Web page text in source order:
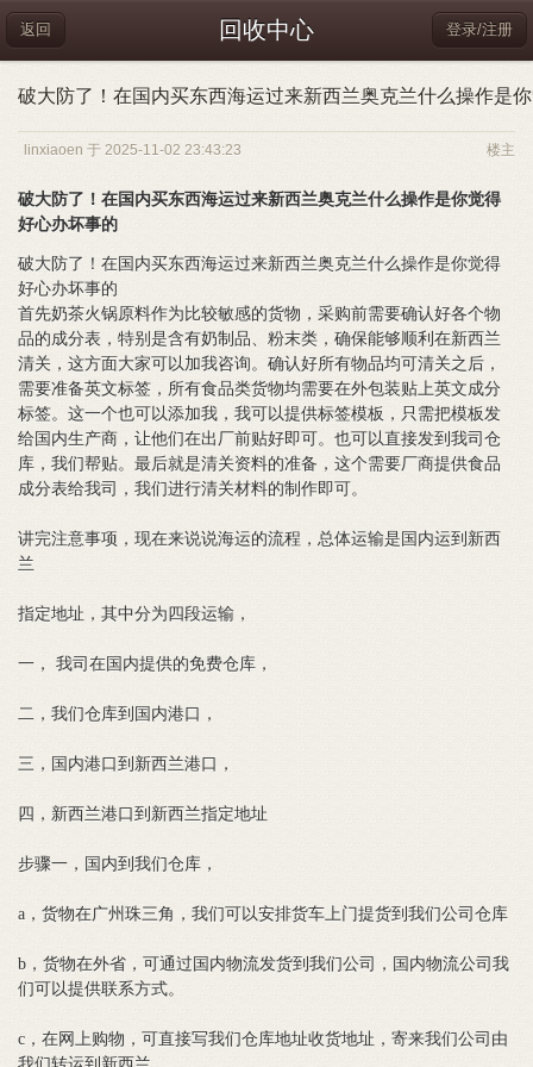
回收中心
返回 登录/注册
破大防了！在国内买东西海运过来新西兰奥克兰什么操作是
楼主
linxiaoen 于 2025-11-02 23:43:23
破大防了！在国内买东西海运过来新西兰奥克兰什么操作是你觉得
好心办坏事的
破大防了！在国内买东西海运过来新西兰奥克兰什么操作是你觉得
好心办坏事的
首先奶茶火锅原料作为比较敏感的货物，采购前需要确认好各个物
品的成分表，特别是含有奶制品、粉末类，确保能够顺利在新西兰
清关，这方面大家可以加我咨询。确认好所有物品均可清关之后，
需要准备英文标签，所有食品类货物均需要在外包装贴上英文成分
标签。这一个也可以添加我，我可以提供标签模板，只需把模板发
给国内生产商，让他们在出厂前贴好即可。也可以直接发到我司仓
库，我们帮贴。最后就是清关资料的准备，这个需要厂商提供食品
成分表给我司，我们进行清关材料的制作即可。
讲完注意事项，现在来说说海运的流程，总体运输是国内运到新西
兰
指定地址，其中分为四段运输，
一， 我司在国内提供的免费仓库，
二，我们仓库到国内港口，
三，国内港口到新西兰港口，
四，新西兰港口到新西兰指定地址
步骤一，国内到我们仓库，
a，货物在广州珠三角，我们可以安排货车上门提货到我们公司仓库
b，货物在外省，可通过国内物流发货到我们公司，国内物流公司我
们可以提供联系方式。
c，在网上购物，可直接写我们仓库地址收货地址，寄来我们公司由